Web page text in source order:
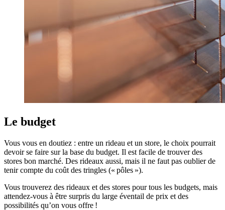
Le budget
Vous vous en doutiez : entre un rideau et un store, le choix pourrait
devoir se faire sur la base du budget. Il est facile de trouver des
stores bon marché. Des rideaux aussi, mais il ne faut pas oublier de
tenir compte du coût des tringles (« pôles »).
Vous trouverez des rideaux et des stores pour tous les budgets, mais
attendez-vous à être surpris du large éventail de prix et des
possibilités qu’on vous offre !